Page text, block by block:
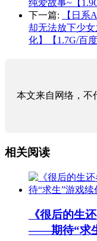
纯爱故事~【
下一篇:
【日系
却无法放下少
化】【1.7G/百度
本文来自网络，不
相关阅读
《很后的生
——期待“求